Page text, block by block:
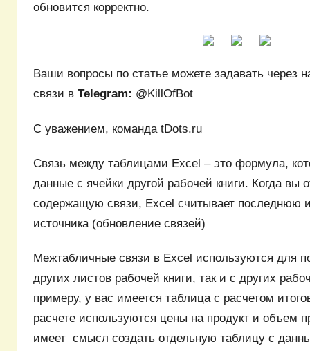
обновится корректно.
Ваши вопросы по статье можете задавать через
связи в Telegram: @KillOfBot
С уважением, команда tDots.ru
Связь между таблицами Excel – это формула,
данные с ячейки другой рабочей книги. Когда вы
содержащую связи, Excel считывает последнюю
источника (обновление связей)
Межтабличные связи в Excel используются для
других листов рабочей книги, так и с других
примеру, у вас имеется таблица с расчетом
расчете используются цены на продукт и объем
имеет смысл создать отдельную таблицу с